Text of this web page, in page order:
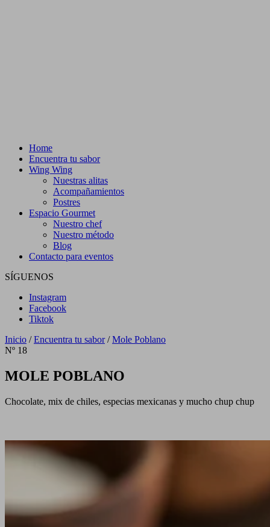
Home
Encuentra tu sabor
Wing Wing
Nuestras alitas
Acompañamientos
Postres
Espacio Gourmet
Nuestro chef
Nuestro método
Blog
Contacto para eventos
SÍGUENOS
Instagram
Facebook
Tiktok
Inicio /Encuentra tu sabor/Mole Poblano
Nº 18
MOLE POBLANO
Chocolate, mix de chiles, especias mexicanas y mucho chup chup